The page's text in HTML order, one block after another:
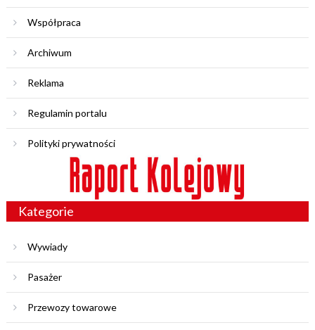
Współpraca
Archiwum
Reklama
Regulamin portalu
Polityki prywatności
Kategorie
Wywiady
Pasażer
Przewozy towarowe